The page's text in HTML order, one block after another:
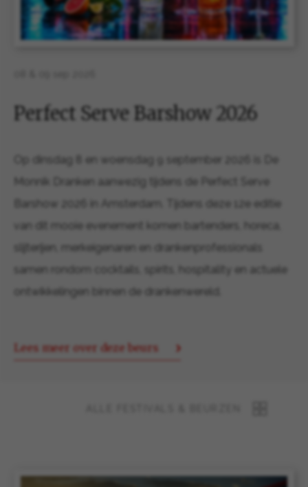
Perfect Serve Barshow 2026
Op dinsdag 8 en woensdag 9 september 2026 is De
Monnik Dranken aanwezig tijdens de Perfect Serve
Barshow 2026 in Amsterdam. Tijdens deze 12e editie
van dit mooie evenement komen bartenders, horeca,
slijterijen, merkeigenaren en drankenprofessionals
samen rondom cocktails, spirits, hospitality en actuele
ontwikkelingen binnen de drankenwereld.
Lees meer over deze beurs